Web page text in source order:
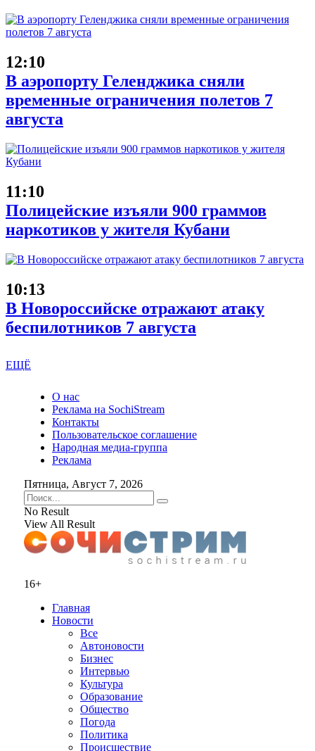
12:10
В аэропорту Геленджика сняли
временные ограничения полетов 7
августа
11:10
Полицейские изъяли 900 граммов
наркотиков у жителя Кубани
10:13
В Новороссийске отражают атаку
беспилотников 7 августа
ЕЩЁ
О нас
Реклама на SochiStream
Контакты
Пользовательское соглашение
Народная медиа-группа
Реклама
Пятница, Август 7, 2026
No Result
View All Result
16+
Главная
Новости
Все
Автоновости
Бизнес
Интервью
Культура
Образование
Общество
Погода
Политика
Происшествие